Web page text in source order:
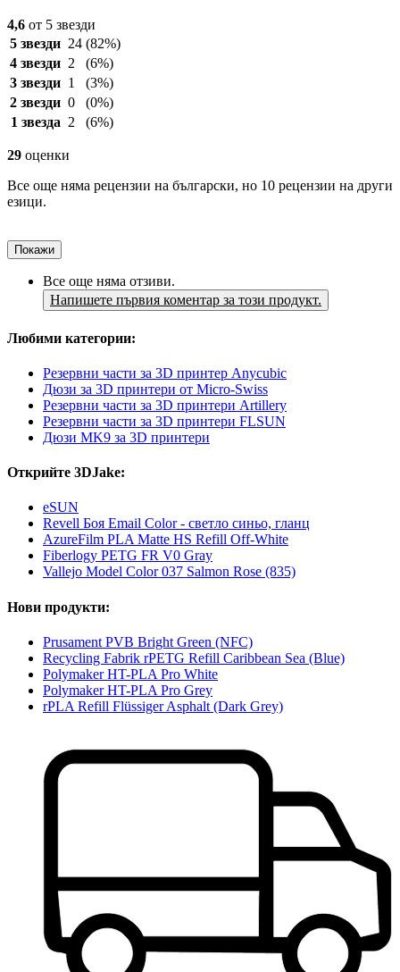
4,6 от 5 звезди
5 звезди 24 (82%)
4 звезди 2
(6%)
3 звезди 1
(3%)
2 звезди 0
(0%)
1 звезда 2 (6%)
29 оценки
Все още няма рецензии на български, но 10 рецензии на други
езици.
Покажи
Все още няма отзиви.
Напишете първия коментар за този продукт.
Любими категории:
Резервни части за 3D принтер Anycubic
Дюзи за 3D принтери от Micro-Swiss
Резервни части за 3D принтери Artillery
Резервни части за 3D принтери FLSUN
Дюзи MK9 за 3D принтери
Открийте 3DJake:
eSUN
Revell Боя Email Color - светло синьо, гланц
AzureFilm PLA Matte HS Refill Off-White
Fiberlogy PETG FR V0 Gray
Vallejo Model Color 037 Salmon Rose (835)
Нови продукти:
Prusament PVB Bright Green (NFC)
Recycling Fabrik rPETG Refill Caribbean Sea (Blue)
Polymaker HT-PLA Pro White
Polymaker HT-PLA Pro Grey
rPLA Refill Flüssiger Asphalt (Dark Grey)